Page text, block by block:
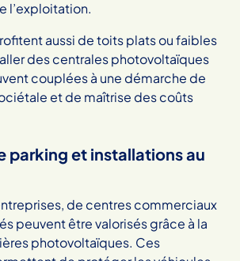
l’exploitation.
aussi de toits plats ou faibles
des centrales photovoltaïques
couplées à une démarche de
et de maîtrise des coûts
parking et installations au
de centres commerciaux
peuvent être valorisés grâce à la
photovoltaïques. Ces